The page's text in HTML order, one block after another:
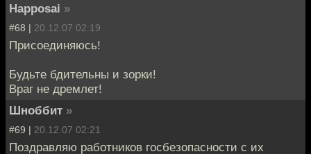
Happosai »
#68 | 20.12.07 02:19
Присоединяюсь!
Будьте бдительны и зорки!
Враг не дремлет!
Шноббит »
#69 | 20.12.07 02:21
Поздравляю работников госбезопасности с их